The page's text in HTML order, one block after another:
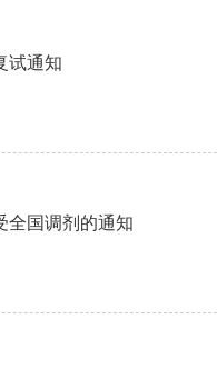
试通知
全国调剂的通知